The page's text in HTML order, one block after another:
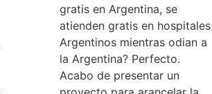
gratis en Argentina, se
atienden gratis en hospitales
Argentinos mientras odian a
la Argentina? Perfecto.
Acabo de presentar un